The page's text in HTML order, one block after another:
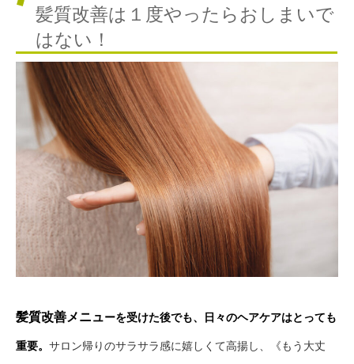
髪質改善は１度やったらおしまいで
はない！
髪質改善メニューを受けた後でも、日々のヘアケアはとっても
重要。 サロン帰りのサラサラ感に嬉しくて高揚し、《もう大丈